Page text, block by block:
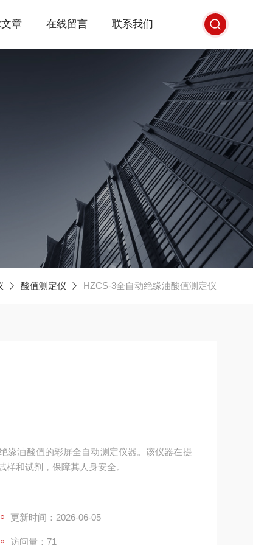
章 在线留言 联系我们
酸值测定仪 HZCS-3全自动绝缘油酸值测定仪
缘油酸值的彩屏全自动测定仪器。该仪器在提
和试剂，保障其人身安全。
更新时间：2026-06-05
访问量：71